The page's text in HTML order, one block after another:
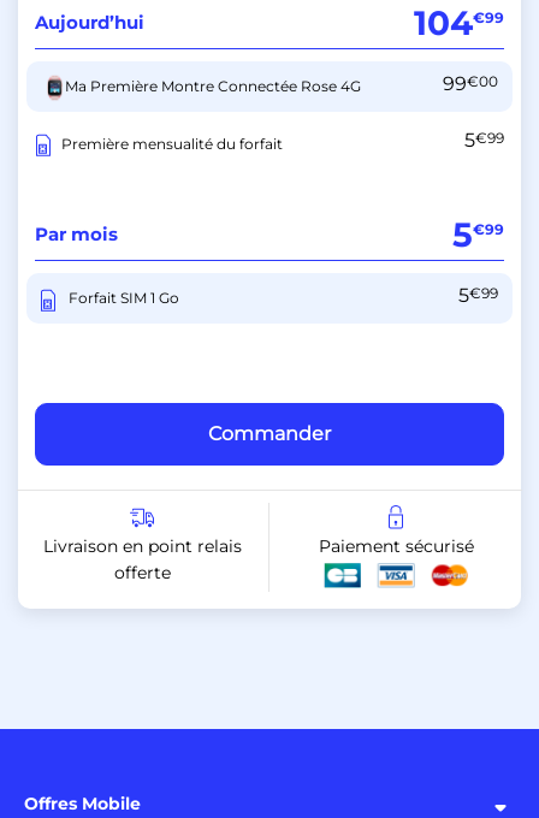
Aujourd’hui 104€99
Ma Première Montre Connectée Rose 4G 99€00
Première mensualité du forfait 5€99
Par mois 5€99
Forfait SIM 1 Go 5€99
Livraison en point relais
offerte
Paiement sécurisé
Offres Mobile